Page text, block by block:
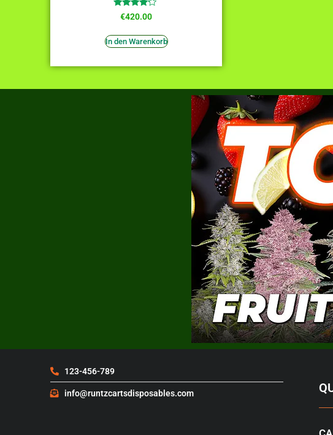
Bewertet
mit
von 5
€420.00
In den Warenkorb
123-456-789
info@runtzcartsdisposables.com